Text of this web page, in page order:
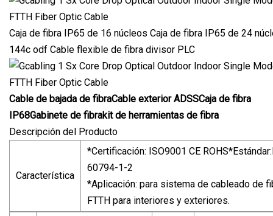
Caja de fibra IP65 de 16 núcleos Caja de fibra IP65 de 24
144c odf Cable flexible de fibra divisor PLC
Cable de bajada de fibraCable exterior ADSSCaja de fibra
IP68Gabinete de fibrakit de herramientas de fibra
Descripción del Producto
Característica
*Certificación: ISO9001 CE
60794-1-2
*Aplicación: para sistema de cableado de
FTTH para interiores y exteriores.